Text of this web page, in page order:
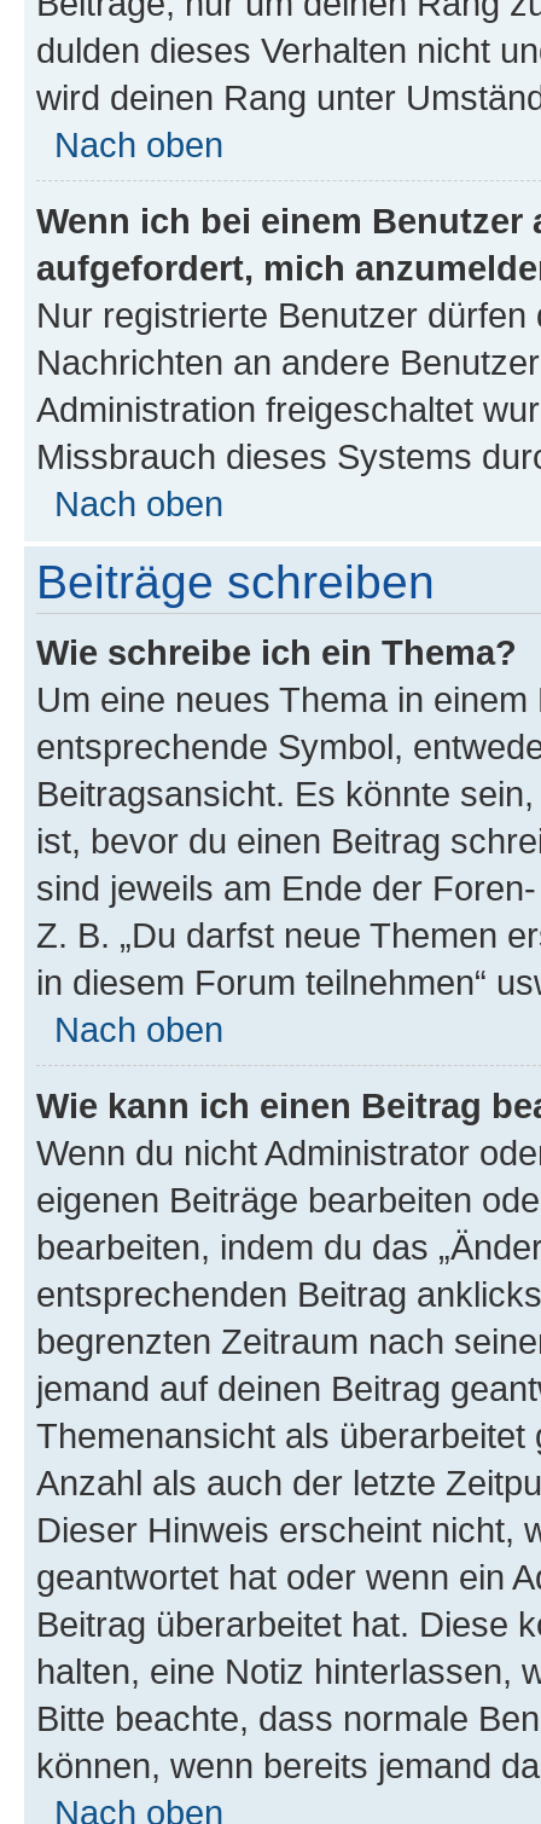
dulden dieses Verhalten nicht
wird deinen Rang unter
Nach oben
Wenn ich bei einem
aufgefordert, mich
Nur registrierte Benutzer
Nachrichten an andere
Administration freigeschaltet
Missbrauch dieses Systems
Nach oben
Beiträge schreiben
Wie schreibe ich ein Thema?
Um eine neues Thema in
entsprechende Symbol,
Beitragsansicht. Es könnte
ist, bevor du einen Beitrag
sind jeweils am Ende der
Z. B. „Du darfst neue Themen
in diesem Forum teilnehmen“
Nach oben
Wie kann ich einen Beitrag
Wenn du nicht Administrator
eigenen Beiträge bearbeiten
bearbeiten, indem du das
entsprechenden Beitrag
begrenzten Zeitraum nach
jemand auf deinen Beitrag
Themenansicht als
Anzahl als auch der letzte
Dieser Hinweis erscheint nicht,
geantwortet hat oder wenn ein
Beitrag überarbeitet hat. Diese
halten, eine Notiz hinterlassen,
Bitte beachte, dass normale
können, wenn bereits jemand
Nach oben